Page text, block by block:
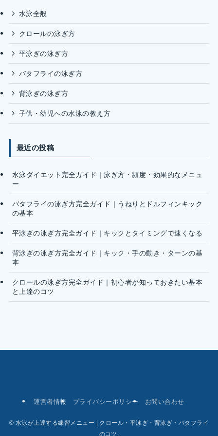
水泳全般
クロールの泳ぎ方
平泳ぎの泳ぎ方
バタフライの泳ぎ方
背泳ぎの泳ぎ方
子供・幼児への水泳の教え方
最近の投稿
水泳ダイエット完全ガイド｜泳ぎ方・頻度・効果的なメニュ
ー
バタフライの泳ぎ方完全ガイド｜うねりとドルフィンキック
の基本
平泳ぎの泳ぎ方完全ガイド｜キックとタイミングで速くなる
背泳ぎの泳ぎ方完全ガイド｜キック・手の動き・ターンの基
本
クロールの泳ぎ方完全ガイド｜初心者が知っておきたい基本
と上達のコツ
運営者情報 プライバシーポリシー お問い合わせ
© 水泳が上達する練習メニュー | クロール・平泳ぎ・背泳ぎ・バタフライ
のコツ.